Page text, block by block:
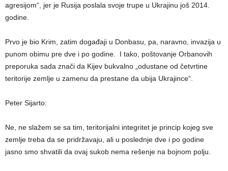
agresijom“, jer je Rusija poslala svoje trupe u Ukrajinu još 2014.
godine.
Prvo je bio Krim, zatim događaji u Donbasu, pa, naravno, invazija u
punom obimu pre dve i po godine. I tako, poštovanje Orbanovih
preporuka sada znači da Kijev bukvalno „odustane od četvrtine
teritorije zemlje u zamenu da prestane da ubija Ukrajince“.
Peter Sijarto:
Ne, ne slažem se sa tim, teritorijalni integritet je princip kojeg sve
zemlje treba da se pridržavaju, ali u poslednje dve i po godine
jasno smo shvatili da ovaj sukob nema rešenje na bojnom polju.